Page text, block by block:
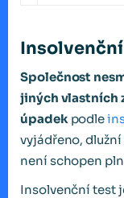
Společnost
jiných vlastních
úpadek podle
vyjádřeno, dlužní
není schopen
Insolvenční test